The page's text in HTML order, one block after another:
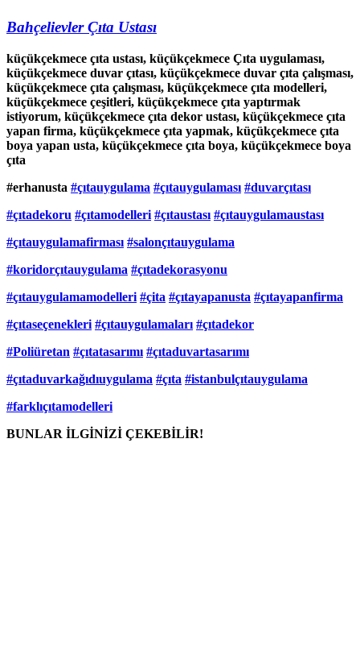
Bahçelievler Çıta Ustası
küçükçekmece çıta ustası, küçükçekmece Çıta uygulaması,
küçükçekmece duvar çıtası, küçükçekmece duvar çıta çalışması,
küçükçekmece çıta çalışması, küçükçekmece çıta modelleri,
küçükçekmece çeşitleri, küçükçekmece çıta yaptırmak
istiyorum, küçükçekmece çıta dekor ustası, küçükçekmece çıta
yapan firma, küçükçekmece çıta yapmak, küçükçekmece çıta
boya yapan usta, küçükçekmece çıta boya, küçükçekmece boya
çıta
#erhanusta #çıtauygulama #çıtauygulaması #duvarçıtası
#çıtadekoru #çıtamodelleri #çıtaustası #çıtauygulamaustası
#çıtauygulamafirması #salonçıtauygulama
#koridorçıtauygulama #çıtadekorasyonu
#çıtauygulamamodelleri #çita #çıtayapanusta #çıtayapanfirma
#çıtaseçenekleri #çıtauygulamaları #çıtadekor
#Poliüretan #çıtatasarımı #çıtaduvartasarımı
#çıtaduvarkağıdıuygulama #çıta #istanbulçıtauygulama
#farklıçıtamodelleri
BUNLAR İLGİNİZİ ÇEKEBİLİR!